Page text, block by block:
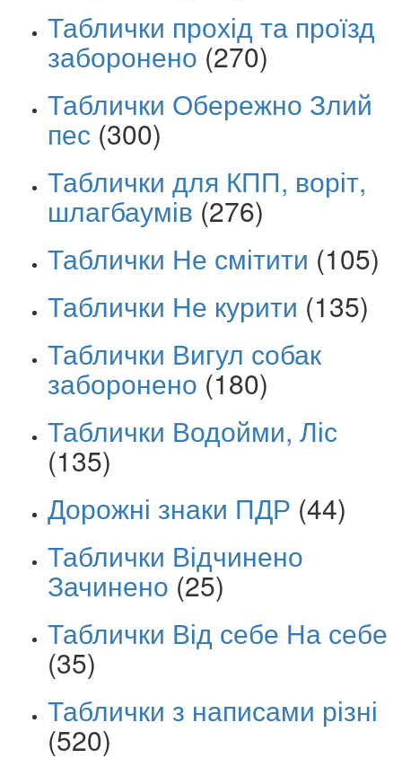
Таблички прохід та проїзд
заборонено (270)
Таблички Обережно Злий
пес (300)
Таблички для КПП, воріт,
шлагбаумів (276)
Таблички Не смітити (105)
Таблички Не курити (135)
Таблички Вигул собак
заборонено (180)
Таблички Водойми, Ліс
(135)
Дорожні знаки ПДР (44)
Таблички Відчинено
Зачинено (25)
Таблички Від себе На себе
(35)
Таблички з написами різні
(520)